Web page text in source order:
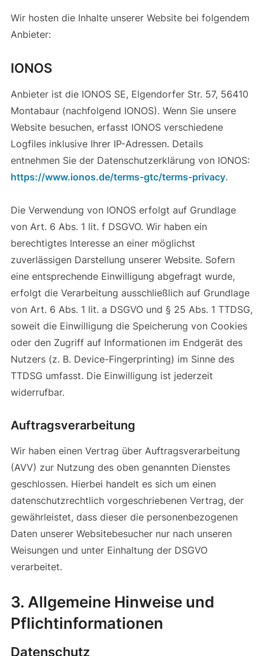
Wir hosten die Inhalte unserer Website bei folgendem
Anbieter:
IONOS
Anbieter ist die IONOS SE, Elgendorfer Str. 57, 56410
Montabaur (nachfolgend IONOS). Wenn Sie unsere
Website besuchen, erfasst IONOS verschiedene
Logfiles inklusive Ihrer IP-Adressen. Details
entnehmen Sie der Datenschutzerklärung von IONOS:
https://www.ionos.de/terms-gtc/terms-privacy.
Die Verwendung von IONOS erfolgt auf Grundlage
von Art. 6 Abs. 1 lit. f DSGVO. Wir haben ein
berechtigtes Interesse an einer möglichst
zuverlässigen Darstellung unserer Website. Sofern
eine entsprechende Einwilligung abgefragt wurde,
erfolgt die Verarbeitung ausschließlich auf Grundlage
von Art. 6 Abs. 1 lit. a DSGVO und § 25 Abs. 1 TTDSG,
soweit die Einwilligung die Speicherung von Cookies
oder den Zugriff auf Informationen im Endgerät des
Nutzers (z. B. Device-Fingerprinting) im Sinne des
TTDSG umfasst. Die Einwilligung ist jederzeit
widerrufbar.
Auftragsverarbeitung
Wir haben einen Vertrag über Auftragsverarbeitung
(AVV) zur Nutzung des oben genannten Dienstes
geschlossen. Hierbei handelt es sich um einen
datenschutzrechtlich vorgeschriebenen Vertrag, der
gewährleistet, dass dieser die personenbezogenen
Daten unserer Websitebesucher nur nach unseren
Weisungen und unter Einhaltung der DSGVO
verarbeitet.
3. Allgemeine Hinweise und
Pflicht­informationen
Datenschutz